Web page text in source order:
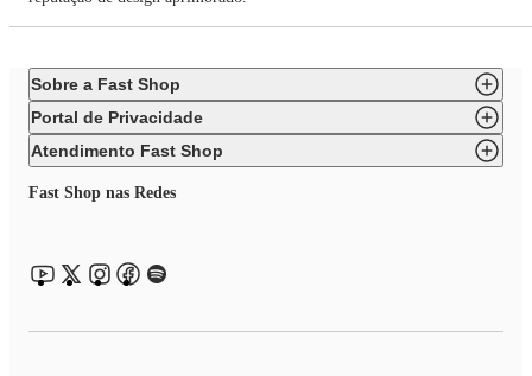
Sobre a Fast Shop
Portal de Privacidade
Atendimento Fast Shop
Fast Shop nas Redes